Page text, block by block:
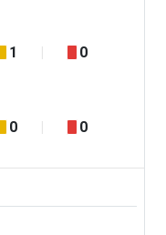
1 0
0 0